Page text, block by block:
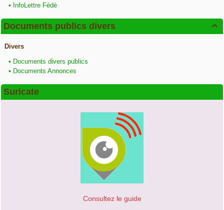
• InfoLettre Fédé

Documents publics divers
Divers
• Documents divers publics
• Documents Annonces
Suricate
Consultez le guide